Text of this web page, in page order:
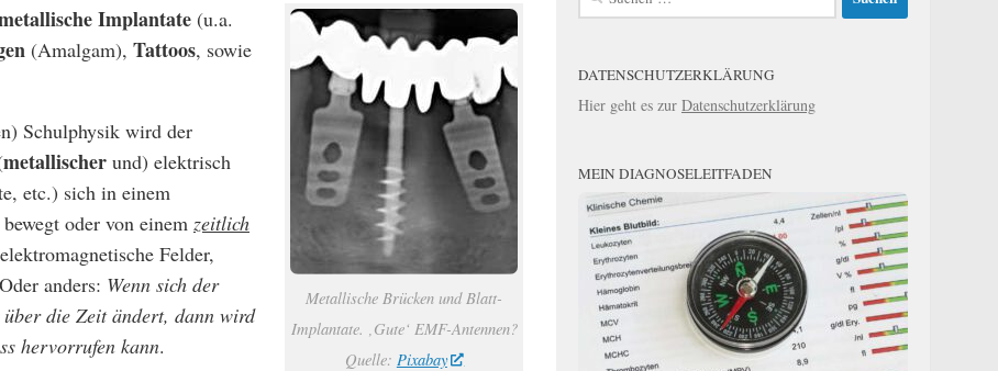
Metallische Brücken und Blatt-
Implantate. ‚Gute‘ EMF-Antennen?
Quelle: Pixabay
Implantate (u.a.
(Amalgam), Tattoos, sowie
Schulphysik wird der
metallischer und) elektrisch
etc.) sich in einem
oder von einem zeitlich
Felder,
anders: Wenn sich der
die Zeit ändert, dann wird
hervorrufen kann.
nach:
DATENSCHUTZERKLÄRUNG
Hier geht es zur Datenschutzerklärung
MEIN DIAGNOSELEITFADEN